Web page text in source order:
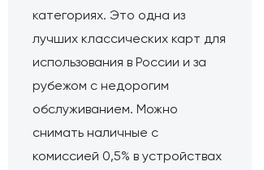
категориях. Это одна из
лучших классических карт для
использования в России и за
рубежом с недорогим
обслуживанием. Можно
снимать наличные с
комиссией 0,5% в устройствах